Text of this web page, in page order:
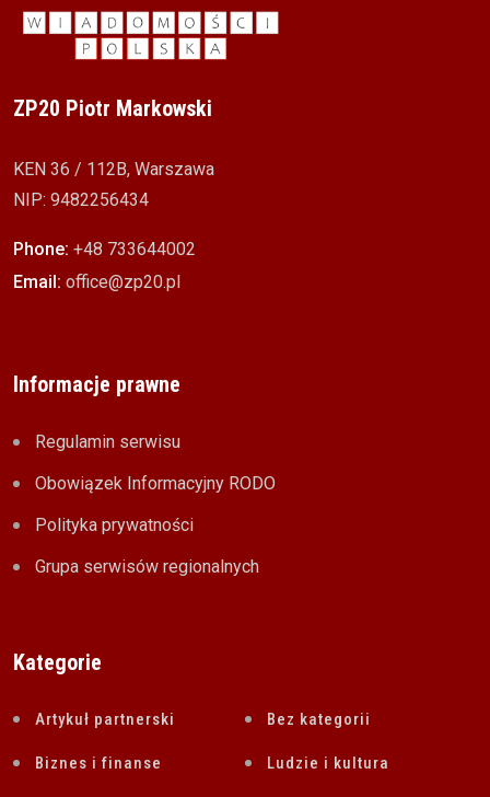
ZP20 Piotr Markowski
KEN 36 / 112B, Warszawa
NIP: 9482256434
Phone: +48 733644002
Email: office@zp20.pl
Informacje prawne
Regulamin serwisu
Obowiązek Informacyjny RODO
Polityka prywatności
Grupa serwisów regionalnych
Kategorie
Artykuł partnerski Bez kategorii
Biznes i finanse Ludzie i kultura